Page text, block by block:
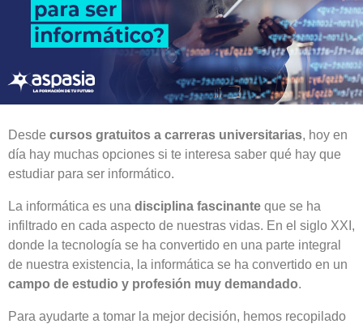
Desde cursos gratuitos a carreras universitarias, hoy en
día hay muchas opciones si te interesa saber qué hay que
estudiar para ser informático.
‍La informática es una disciplina fascinante que se ha
infiltrado en cada aspecto de nuestras vidas. En el siglo XXI,
donde la tecnología se ha convertido en una parte integral
de nuestra existencia, la informática se ha convertido en un
campo de estudio y profesión muy demandado.
Para ayudarte a tomar la mejor decisión, hemos recopilado